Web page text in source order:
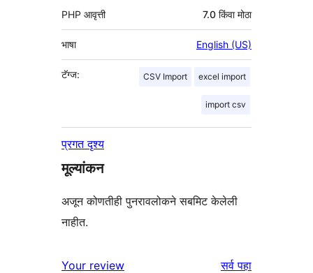
PHP आवृत्ती 7.0 किंवा मोठा
भाषा English (US)
टॅग्ज: CSV Import excel import
import csv
प्रगत दृश्य
मूल्यांकन
अजून कोणतीही पुनरावलोकने सबमिट केलेली
नाहीत.
Your review सर्वपुनरावलोकने
पहा